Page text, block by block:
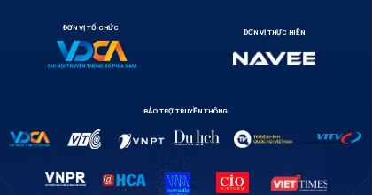
ĐƠN VỊ TỔ CHỨC
ĐƠN VỊ THỰC HIỆN
BẢO TRỢ TRUYỀN THÔNG